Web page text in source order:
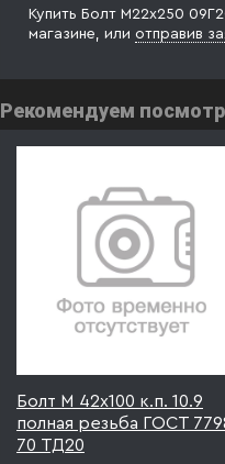
Купить Болт М22х250
магазине, или отправив
Рекомендуем
Болт М 42х100 к.п. 10.9
полная резьба ГОСТ
70 ТД20